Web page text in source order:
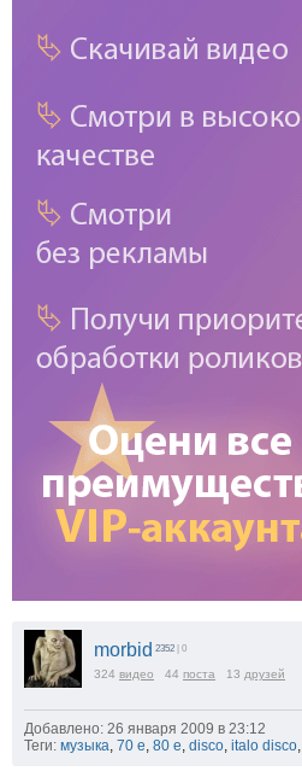
morbid 2352 | 0
324 видео 44 поста 13 друзей
Добавлено: 26 января 2009 в 23:12
Теги: музыка, 70 е, 80 е, disco, italo disco,